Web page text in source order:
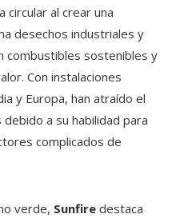
circular al crear una
desechos industriales y
combustibles sostenibles y
Con instalaciones
y Europa, han atraído el
a su habilidad para
complicados de
verde, Sunfire destaca